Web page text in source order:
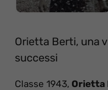
Orietta Berti, una
successi
Classe 1943, Orietta